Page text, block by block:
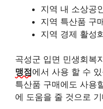
지역 내 소상공
지역 특산품 구
지역 경제 활성
곡성군 입면 민생회복
맹점 에서 사용 할 수
특산품 구매에도 사용
에 도움을 줄 것으로